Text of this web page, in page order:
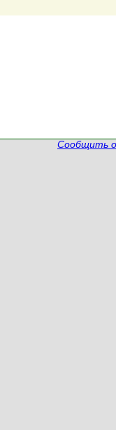
Сообщить о